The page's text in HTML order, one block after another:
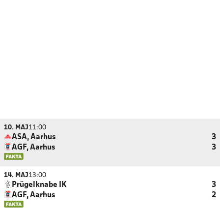
10. MAJ11:00
ASA, Aarhus
3
AGF, Aarhus
3
14. MAJ13:00
Prügelknabe IK
3
AGF, Aarhus
2